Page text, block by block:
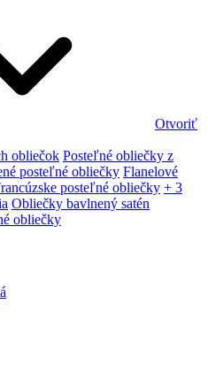
Otvoriť
obliečok Posteľné obliečky z
posteľné obliečky Flanelové
posteľné obliečky + 3
Obliečky bavlnený satén
obliečky